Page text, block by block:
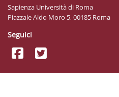
Sapienza Università di Roma
Piazzale Aldo Moro 5, 00185 Roma
Seguici